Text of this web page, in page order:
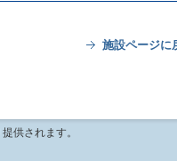
施設ページに
供されます。